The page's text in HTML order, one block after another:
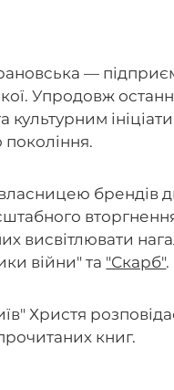
—
Упродовж
культурним
брендів
висвітлювати
війни" та "Скарб".
Христя
книг.